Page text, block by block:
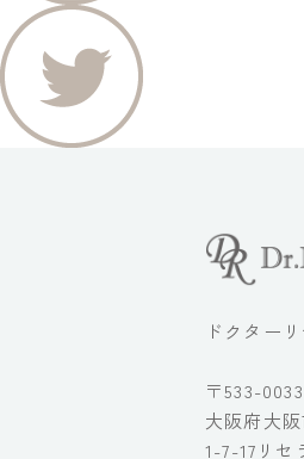
ドクター
〒533-0033
大阪府大
1-7-17リセ